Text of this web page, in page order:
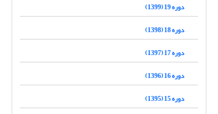
دوره 19 (1399)
دوره 18 (1398)
دوره 17 (1397)
دوره 16 (1396)
دوره 15 (1395)